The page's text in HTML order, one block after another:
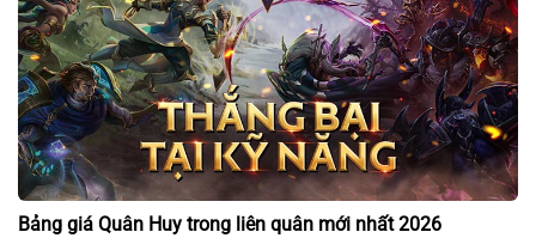
Bảng giá Quân Huy trong liên quân mới nhất 2026